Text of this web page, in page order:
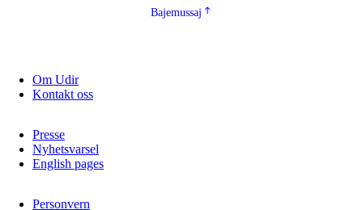
Bajemussaj
Om Udir
Kontakt oss
Presse
Nyhetsvarsel
English pages
Personvern